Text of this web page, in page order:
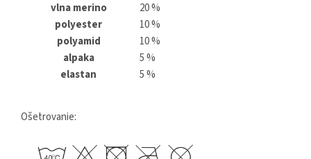
vlna merino
20 %
polyester
10 %
polyamid
10 %
alpaka
5 %
elastan
5 %
Ošetrovanie: